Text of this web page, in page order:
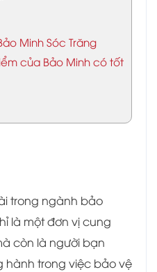
Minh Sóc Trăng
của Bảo Minh có tốt
trong ngành bảo
là một đơn vị cung
còn là người bạn
hành trong việc bảo vệ